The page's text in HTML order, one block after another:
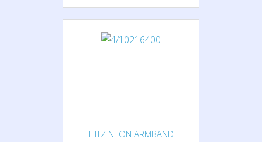
HITZ NEON ARMBAND